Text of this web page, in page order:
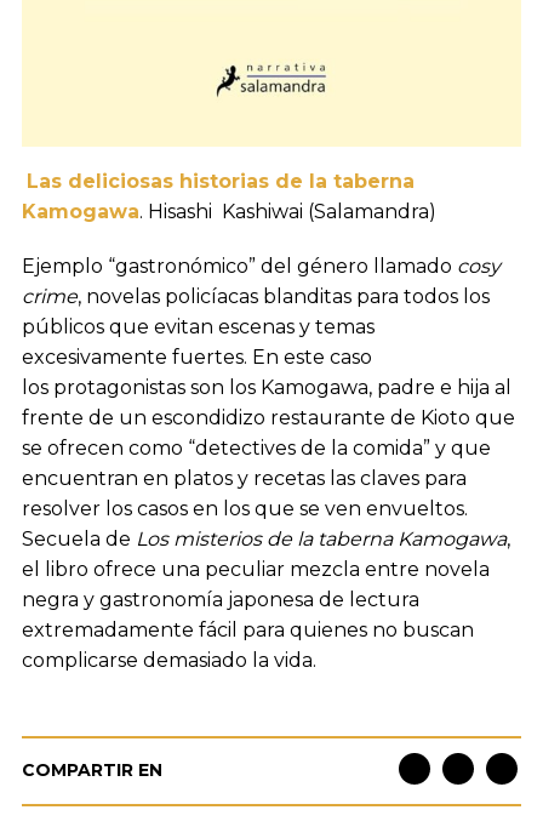
Las deliciosas historias de la taberna
Kamogawa. Hisashi Kashiwai (Salamandra)
Ejemplo “gastronómico” del género llamado cosy
crime, novelas policíacas blanditas para todos los
públicos que evitan escenas y temas
excesivamente fuertes. En este caso
los protagonistas son los Kamogawa, padre e hija al
frente de un escondidizo restaurante de Kioto que
se ofrecen como “detectives de la comida” y que
encuentran en platos y recetas las claves para
resolver los casos en los que se ven envueltos.
Secuela de Los misterios de la taberna Kamogawa,
el libro ofrece una peculiar mezcla entre novela
negra y gastronomía japonesa de lectura
extremadamente fácil para quienes no buscan
complicarse demasiado la vida.
COMPARTIR EN